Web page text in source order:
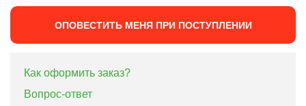
ОПОВЕСТИТЬ МЕНЯ ПРИ ПОСТУПЛЕНИИ
Как оформить заказ?
Вопрос-ответ